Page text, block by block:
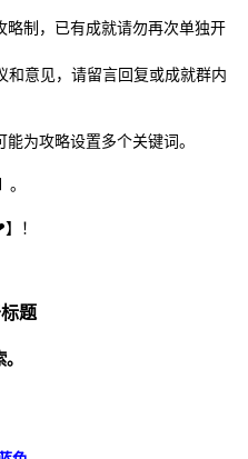
略制，已有成就请勿再次单独开
意见，请留言回复或成就群内
为攻略设置多个关键词。
。
！
题